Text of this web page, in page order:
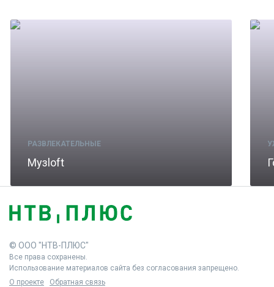
РАЗВЛЕКАТЕЛЬНЫЕ
Музloft
© ООО "НТВ-ПЛЮС"
Все права сохранены.
Использование материалов сайта без согласования запрещено.
О проекте
Обратная связь